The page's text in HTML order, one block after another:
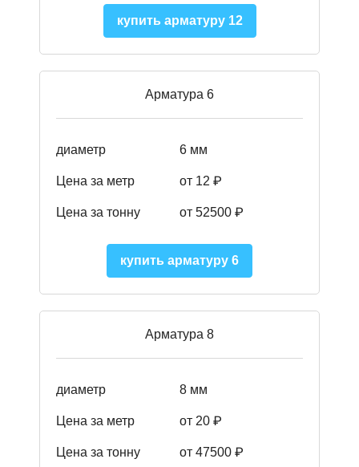
купить арматуру 12
Арматура 6
диаметр 6 мм
Цена за метр от 12 ₽
Цена за тонну от 52500 ₽
купить арматуру 6
Арматура 8
диаметр 8 мм
Цена за метр от 20 ₽
Цена за тонну от 47500 ₽